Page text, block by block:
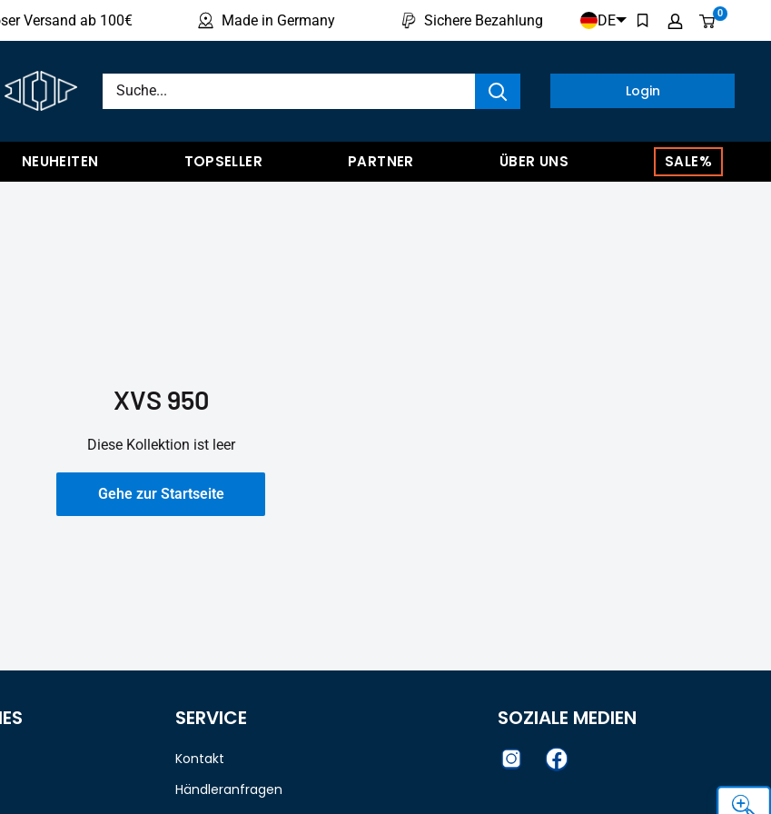
Versand ab 100€ Made in Germany Sichere Bezahlung DE 0
Login
NEUHEITEN TOPSELLER PARTNER ÜBER UNS SALE%
Produkte anzeigen
XVS 950
Diese Kollektion ist leer
Gehe zur Startseite
SERVICE
Kontakt
Händleranfragen
SOZIALE MEDIEN